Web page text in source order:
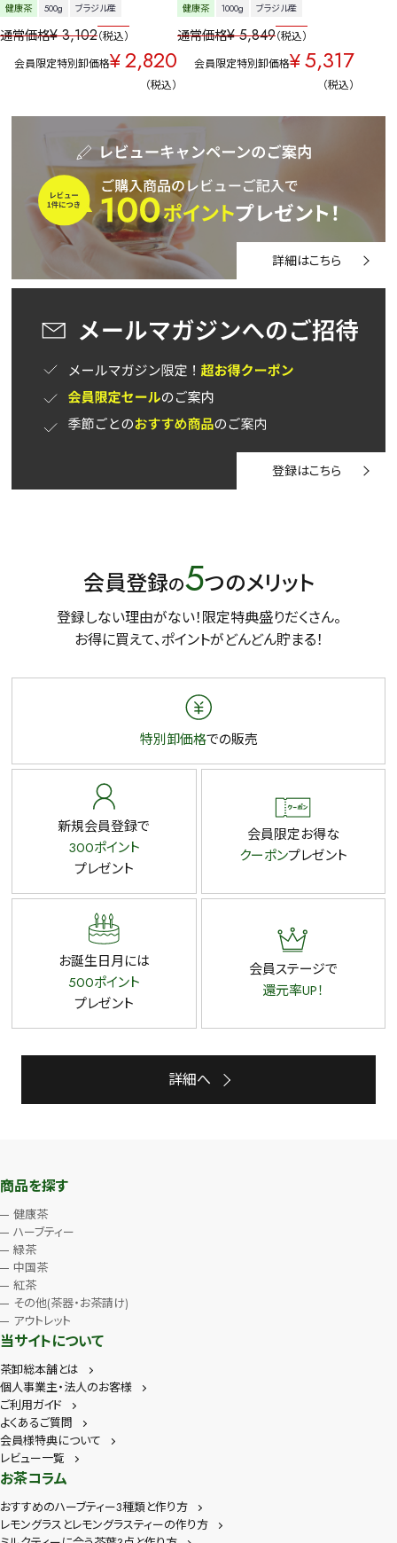
健康茶 500g ブラジル産
通常価格¥ 3,102 税込
会員限定特別卸価格¥2,820
税込
健康茶 1000g ブラジル産
通常価格¥ 5,849 税込
会員限定特別卸価格¥5,317
税込
詳細はこちら
登録はこちら
会員登録の5つのメリット
登録しない理由がない！限定特典盛りだくさん。
お得に買えて、ポイントがどんどん貯まる！
特別卸価格での販売
新規会員登録で
300ポイント
プレゼント
会員限定お得な
クーポンプレゼント
お誕生日月には
500ポイント
プレゼント
会員ステージで
還元率UP！
詳細へ
商品を探す
健康茶
ハーブティー
緑茶
中国茶
紅茶
その他(茶器・お茶請け)
アウトレット
当サイトについて
茶卸総本舗とは
個人事業主・法人のお客様
ご利用ガイド
よくあるご質問
会員様特典について
レビュー一覧
お茶コラム
おすすめのハーブティー3種類と作り方
レモングラスとレモングラスティーの作り方